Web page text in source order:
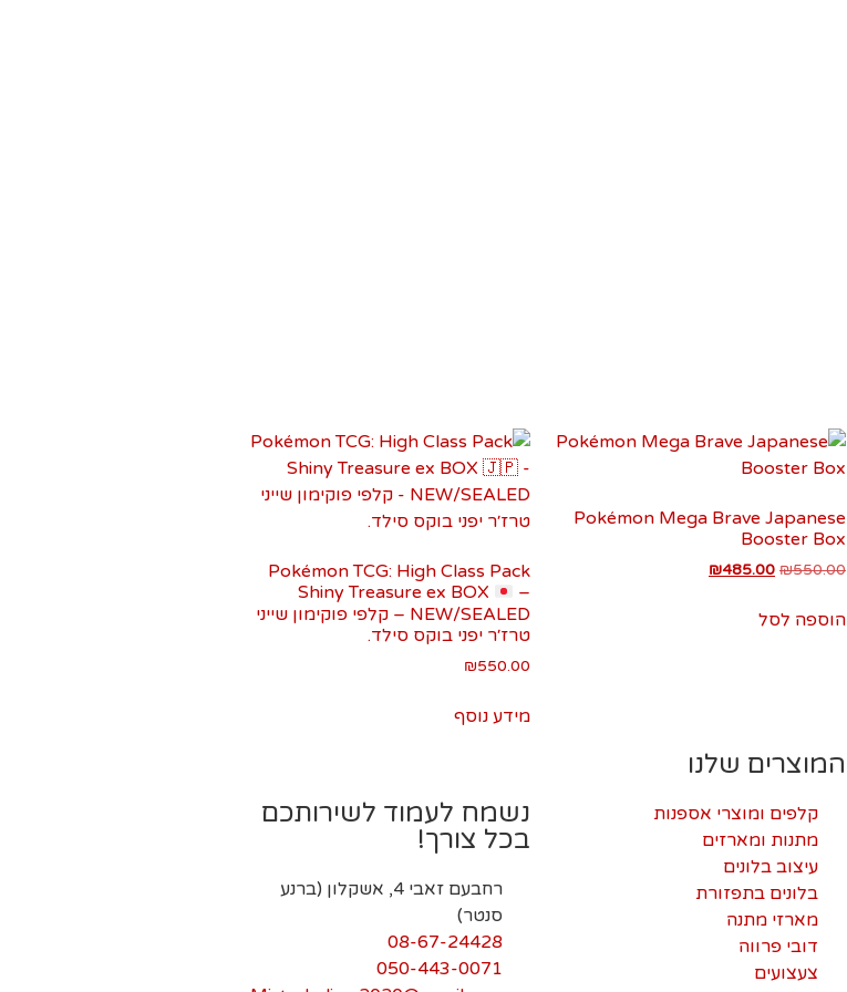
Pokémon Mega Brave Japanese
Booster Box
₪550.00
₪485.00
הוספה לסל
Pokémon TCG: High Class Pack
Shiny Treasure ex BOX
–
NEW/SEALED – קלפי פוקימון שייני
טרז׳ר יפני בוקס סילד.
₪550.00
מידע נוסף
המוצרים שלנו
קלפים ומוצרי אספנות
מתנות ומארזים
עיצוב בלונים
בלונים בתפזורת
מארזי מתנה
דובי פרווה
צעצועים
נשמח לעמוד לשירותכם
בכל צורך!
רחבעם זאבי 4, אשקלון (ברנע
סנטר)
08-67-24428
050-443-0071